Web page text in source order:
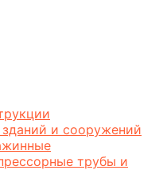
и сооружений
трубы и